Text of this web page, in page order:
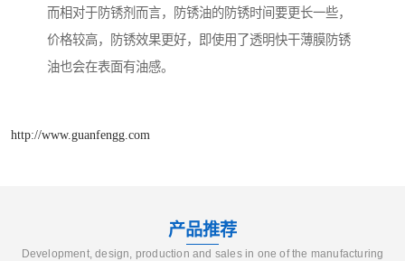
而相对于防锈剂而言，防锈油的防锈时间要更长一些，
价格较高，防锈效果更好，即使用了透明快干薄膜防锈
油也会在表面有油感。
http://www.guanfengg.com
产品推荐
Development, design, production and sales in one of the manufacturing